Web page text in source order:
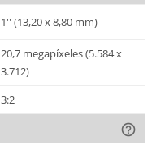
1'' (13,20 x 8,80 mm)
20,7 megapíxeles (5.584 x
3.712)
3:2
help_outline